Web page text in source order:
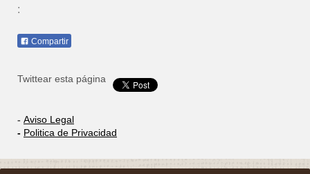
:
Compartir
Twittear esta página
- Aviso Legal
- Politica de Privacidad